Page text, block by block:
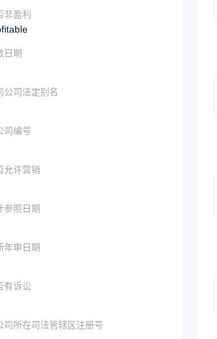
非盈利
日期
公司法定别名
司编号
允许营销
参照日期
年审日期
有诉讼
司所在司法管辖区注册号